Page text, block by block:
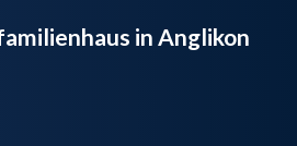
in Anglikon